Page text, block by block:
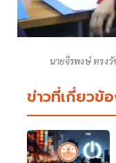
นายจิรพงษ์ ทรง
ข่าวที่เกี่ยวข้